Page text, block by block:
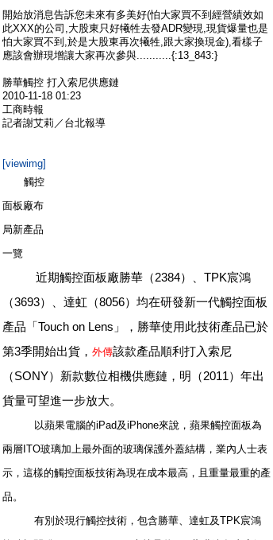
開始放消息告訴您未來有多美好(怕大家買不到經營績效如
此XXX的公司,大股東只好犧牲去發ADR變現,現貨爆量也是
怕大家買不到,於是大股東再次犧牲,跟大家換現金),看樣子
應該會辦現增讓大家再次參與...........{:13_843:}
勝華觸控 打入索尼供應鏈
2010-11-18 01:23
工商時報
記者謝艾莉／台北報導
[viewimg]
觸控
面板廠布
局新產品
一覽
近期觸控面板廠勝華（2384）、TPK宸鴻
（3693）、達虹（8056）均在研發新一代觸控面板
產品「Touch on Lens」，勝華使用此技術產品已於
第3季開始出貨， 外傳該款產品順利打入索尼
（SONY）新款數位相機供應鏈，明（2011）年出
貨量可望進一步放大。
以蘋果電腦的iPad及iPhone來說，蘋果觸控面板為
兩層ITO玻璃加上最外面的玻璃保護外蓋結構，業內人士表
示，這樣的觸控面板技術為現在成本最高，且重量最重的產
品。
有別於現行觸控技術，包含勝華、達虹及TPK宸鴻